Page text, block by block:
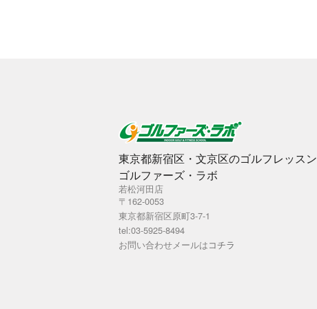
東京都新宿区・文京区のゴルフレッスン
ゴルファーズ・ラボ
若松河田店
〒162-0053
東京都新宿区原町3-7-1
tel:03-5925-8494
お問い合わせメールはコチラ